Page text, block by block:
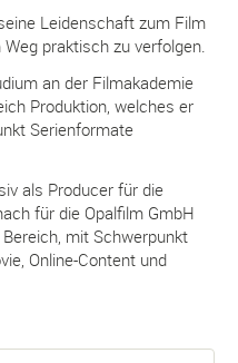
Leidenschaft zum Film
praktisch zu verfolgen.
an der Filmakademie
Produktion, welches er
Serienformate
als Producer für die
für die Opalfilm GmbH
mit Schwerpunkt
Online-Content und